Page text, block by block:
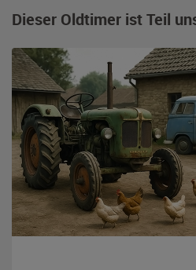
Dieser Oldtimer ist Teil